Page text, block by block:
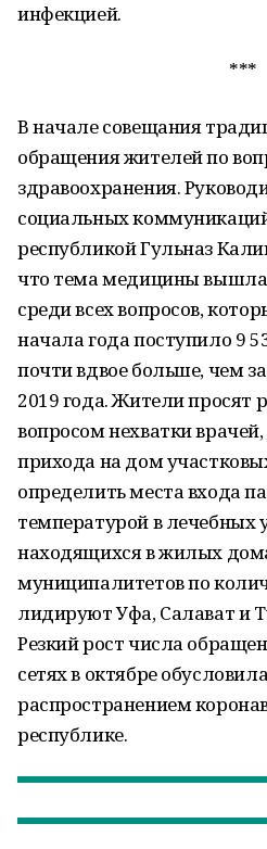
инфекцией.
***
В начале совещания
обращения жителей по
здравоохранения.
социальных
республикой Гульназ
что тема медицины вышла
среди всех вопросов,
начала года поступило 9
почти вдвое больше, чем
2019 года. Жители просят
вопросом нехватки
прихода на дом
определить места входа
температурой в лечебных
находящихся в жилых
муниципалитетов по
лидируют Уфа, Салават и
Резкий рост числа
сетях в октябре
распространением
республике.